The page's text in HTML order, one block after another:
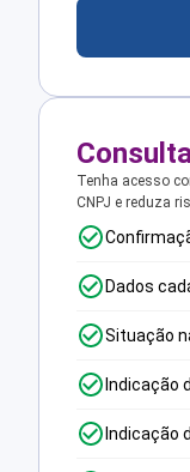
Tenha acesso
CNPJ e reduza
Dados
Situação
Indicação
Indicação